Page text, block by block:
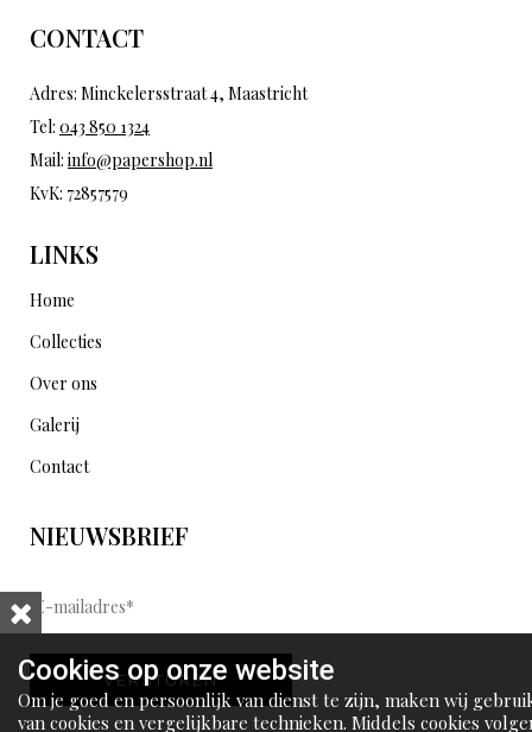
CONTACT
Adres: Minckelersstraat 4, Maastricht
Tel: 043 850 1324
Mail: info@papershop.nl
KvK: 72857579
LINKS
Home
Collecties
Over ons
Galerij
Contact
NIEUWSBRIEF
E
-
m
a
i
VERSTUREN
Cookies op onze website
Om je goed en persoonlijk van dienst te zijn, maken wij
van cookies en vergelijkbare technieken. Middels cookies